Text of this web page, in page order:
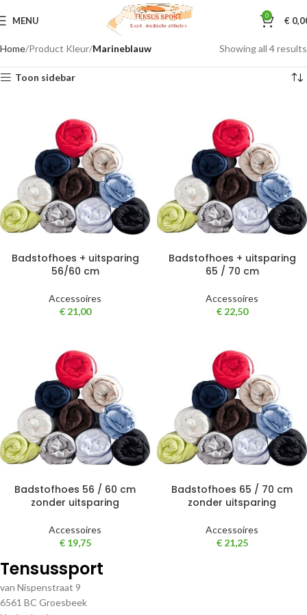
MENU 0 €
Home Product Kleur Marineblauw Showing all 4 results
Toon sidebar
Badstofhoes + uitsparing
56/60 cm
Accessoires
€21,00
Badstofhoes + uitsparing
65 / 70 cm
Accessoires
€22,50
Badstofhoes 56 / 60 cm
zonder uitsparing
Accessoires
€19,75
Badstofhoes 65 / 70 cm
zonder uitsparing
Accessoires
€21,25
Tensussport
van Nispenstraat 9
6561 BC Groesbeek